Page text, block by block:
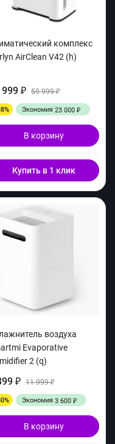
комплекс
AirClean V42 (h)
₽ 59 999₽
Экономия 23 000 ₽
В корзину
Купить в 1 клик
воздуха
Evaporative
2 (q)
₽ 11 999₽
Экономия 3 600 ₽
В корзину